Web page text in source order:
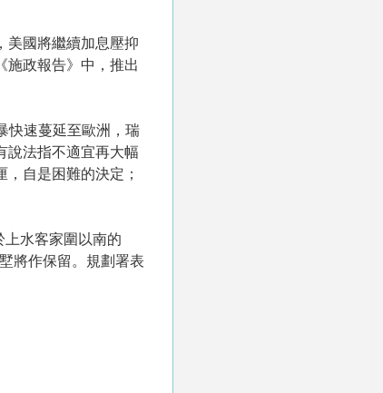
美國將繼續加息壓抑
施政報告》中，推出
快速蔓延至歐洲，瑞
說法指不適宜再大幅
自是困難的決定；
上水客家圍以南的
將作保留。規劃署表